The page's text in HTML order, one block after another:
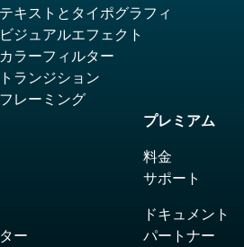
テキストとタイポグラフィ
ビジュアルエフェクト
カラーフィルター
トランジション
フレーミング
ー
プレミアム
料金
サポート
ドキュメント
パートナー